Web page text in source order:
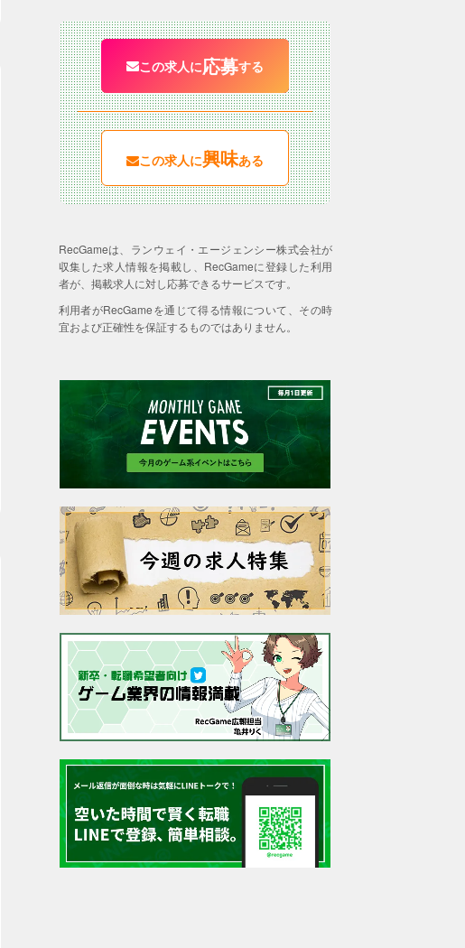
この求人に応募する
この求人に興味ある
RecGameは、ランウェイ・エージェンシー株式会社が
収集した求人情報を掲載し、RecGameに登録した利用
者が、掲載求人に対し応募できるサービスです。
利用者がRecGameを通じて得る情報について、その時
宜および正確性を保証するものではありません。